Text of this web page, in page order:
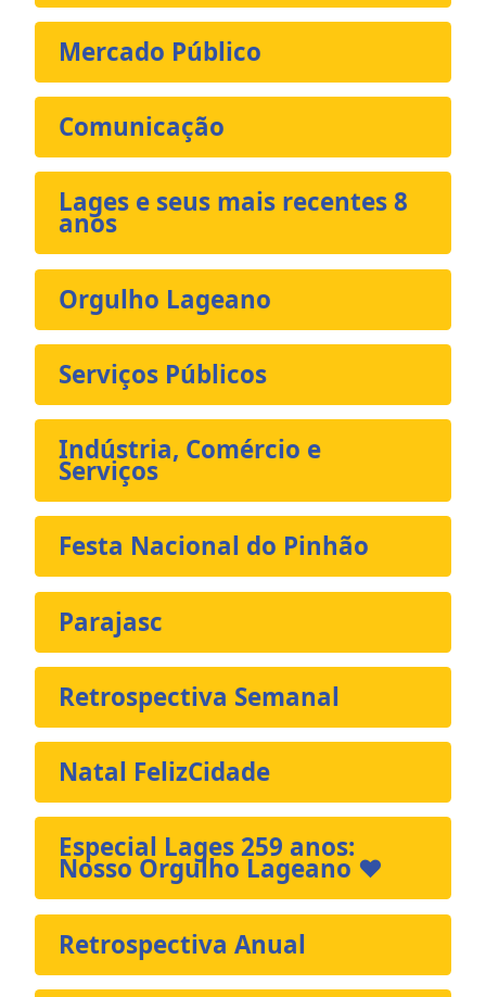
Mercado Público
Comunicação
Lages e seus mais recentes 8
anos
Orgulho Lageano
Serviços Públicos
Indústria, Comércio e
Serviços
Festa Nacional do Pinhão
Parajasc
Retrospectiva Semanal
Natal FelizCidade
Especial Lages 259 anos:
Nosso Orgulho Lageano ❤️
Retrospectiva Anual